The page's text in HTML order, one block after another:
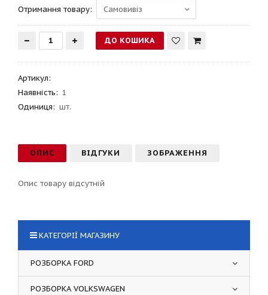
Отримання товару:
Артикул:
Наявність: 1
Одиниця: шт.
ОПИС ВІДГУКИ ЗОБРАЖЕННЯ
Опис товару відсутній
КАТЕГОРІЇ МАГАЗИНУ
РОЗБОРКА FORD
РОЗБОРКА VOLKSWAGEN